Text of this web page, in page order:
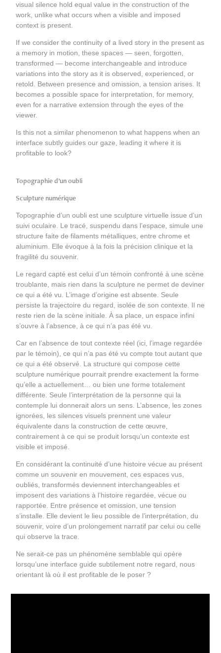
visual silence hold equal value in the construction of the
work, unlike what occurs when a visible and imposed
context is present.
If we consider the continuity of a lived story in the present as
a memory in motion, these spaces — seen, forgotten,
transformed — become interchangeable and introduce
variations into the story as it is observed, experienced, or
retold. Between presence and omission, a tension arises. It
becomes a possible space for interpretation, for memory,
even for a narrative extension through the eyes of the
viewer.
Is this not a similar phenomenon to what happens when an
interface subtly guides our gaze, leading it where it is
profitable to look?
Topographie d’un oubli
Sculpture numérique
Topographie d’un oubli est une sculpture virtuelle issue d’un
suivi oculaire. Le tracé, suspendu dans l’espace, simule une
structure faite de filaments métalliques, entre chrome et
aluminium. Elle évoque à la fois la précision clinique et la
fragilité du souvenir.
Le regard capté est celui d’un témoin confronté à une scène
troublante, mais rien dans la sculpture ne permet de deviner
ce qui a été vu. L’image d’origine est absente. Seule
persiste la trajectoire du regard, isolée de son contexte. Il ne
reste rien de la scène initiale. À sa place, un espace infini
s’ouvre à l’absence, à ce qui n’a pas été vu.
Car en l’absence de tout contexte réel (ici, l’image regardée
par le témoin), ce qui n’a pas été vu compte tout autant que
ce qui a été observé. La structure qui compose cette
sculpture numérique pourrait prendre exactement la forme
qu’elle a actuellement… ou bien une forme totalement
différente. Seule l’interprétation de la personne qui la
contemple lui donnerait alors un sens. L’absence, les zones
ignorées, les silences visuels prennent une valeur
équivalente dans la construction de cette œuvre,
contrairement à ce qui se produit lorsqu’un contexte est
visible et imposé.
En considérant la continuité d’une histoire vécue au présent
comme un souvenir en mouvement, ces espaces vus,
oubliés, transformés deviennent interchangeables et
imposent des variations à l’histoire regardée, vécue ou
rapportée. Entre présence et omission, une tension
s’installe. Elle devient le lieu possible de l’interprétation, du
souvenir, voire d’un prolongement narratif par celui ou celle
qui observe la trace.
Ne serait-ce pas un phénomène semblable qui opère
lorsqu’une interface guide subtilement notre regard, nous
orientant là où il est profitable de le poser ?